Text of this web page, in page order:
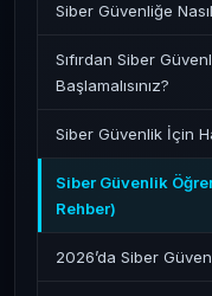
Siber Güvenliğe
Sıfırdan Siber
Başlamalısınız?
Siber Güvenlik İçin
Siber Güvenlik
Rehber)
2026’da Siber